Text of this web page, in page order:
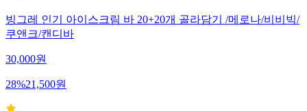
빙그레 인기 아이스크림 바 20+20개 골라담기 /메로나/비비빅/
쿠앤크/캔디바
30,000원
28%21,500원